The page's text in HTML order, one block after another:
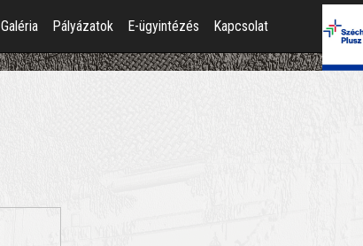
Galéria Pályázatok E-ügyintézés Kapcsolat